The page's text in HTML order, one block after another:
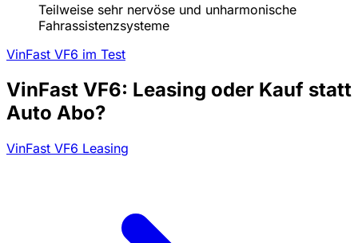
Teilweise sehr nervöse und unharmonische
Fahrassistenzsysteme
VinFast VF6 im Test
VinFast VF6: Leasing oder Kauf statt
Auto Abo?
VinFast VF6 Leasing